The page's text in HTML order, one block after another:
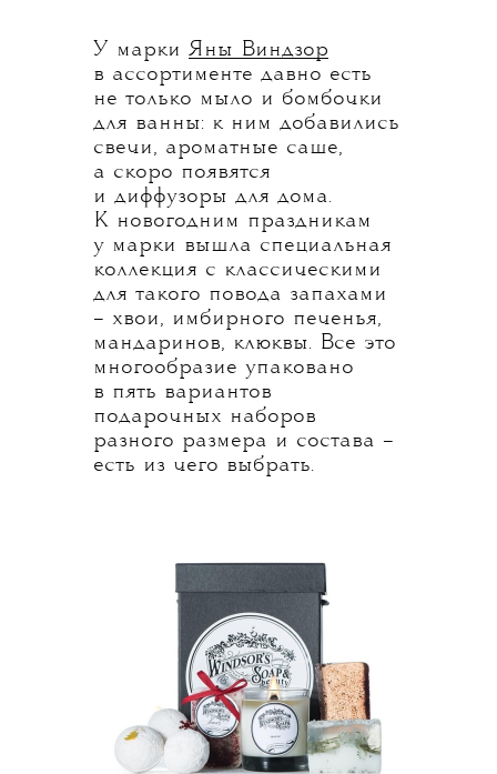
У марки Яны Виндзор
в ассортименте давно есть
не только мыло и бомбочки
для ванны: к ним добавились
свечи, ароматные саше,
а скоро появятся
и диффузоры для дома.
К новогодним праздникам
у марки вышла специальная
коллекция с классическими
для такого повода запахами
– хвои, имбирного печенья,
мандаринов, клюквы. Все это
многообразие упаковано
в пять вариантов
подарочных наборов
разного размера и состава –
есть из чего выбрать.